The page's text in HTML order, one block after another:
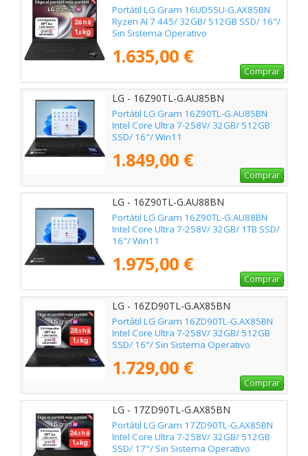
Portátil LG Gram 16UD55U-G.AX85BN
Ryzen AI 7 445/ 32GB/ 512GB SSD/ 16"/
Sin Sistema Operativo
1.635,00 €
Comprar
LG - 16Z90TL-G.AU85BN
Portátil LG Gram 16Z90TL-G.AU85BN
Intel Core Ultra 7-258V/ 32GB/ 512GB
SSD/ 16"/ Win11
1.849,00 €
Comprar
LG - 16Z90TL-G.AU88BN
Portátil LG Gram 16Z90TL-G.AU88BN
Intel Core Ultra 7-258V/ 32GB/ 1TB SSD/
16"/ Win11
1.975,00 €
Comprar
LG - 16ZD90TL-G.AX85BN
Portátil LG Gram 16ZD90TL-G.AX85BN
Intel Core Ultra 7-258V/ 32GB/ 512GB
SSD/ 16"/ Sin Sistema Operativo
1.729,00 €
Comprar
LG - 17ZD90TL-G.AX85BN
Portátil LG Gram 17ZD90TL-G.AX85BN
Intel Core Ultra 7-258V/ 32GB/ 512GB
SSD/ 17"/ Sin Sistema Operativo